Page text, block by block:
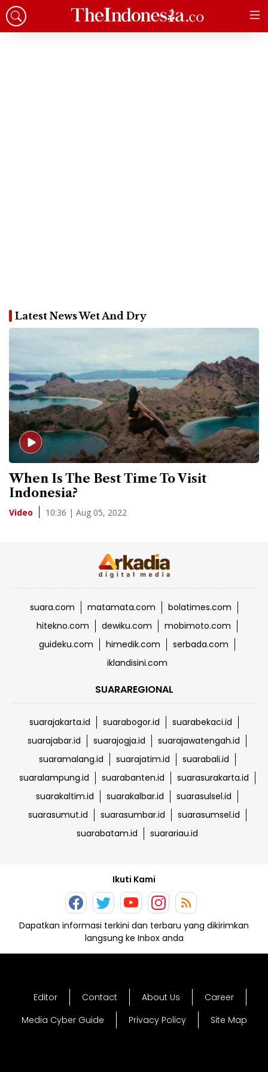
Latest News Wet And Dry
When Is The Best Time To Visit
Indonesia?
Video 10:36 | Aug 05, 2022
suara.com matamata.com
bolatimes.com
hitekno.com
dewiku.com
mobimoto.com
guideku.com
himedik.com
serbada.com
iklandisini.com
SUARAREGIONAL
suarajakarta.id suarabogor.id
suarabekaci.id
suarajabar.id
suarajogja.id
suarajawatengah.id
suaramalang.id
suarajatim.id
suarabali.id
suaralampung.id
suarabanten.id
suarasurakarta.id
suarakaltim.id
suarakalbar.id
suarasulsel.id
suarasumut.id
suarasumbar.id
suarasumsel.id
suarabatam.id
suarariau.id
Ikuti Kami
Dapatkan informasi terkini dan terbaru yang dikirimkan
langsung ke Inbox anda
Editor Contact About Us
Career
Media Cyber Guide
Privacy Policy Site Map